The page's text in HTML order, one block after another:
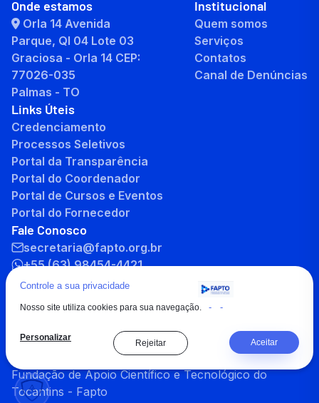
Onde estamos
Orla 14 Avenida
Parque, QI 04 Lote 03
Graciosa - Orla 14 CEP:
77026-035
Palmas - TO
Institucional
Quem somos
Serviços
Contatos
Canal de Denúncias
Links Úteis
Credenciamento
Processos Seletivos
Portal da Transparência
Portal do Coordenador
Portal de Cursos e Eventos
Portal do Fornecedor
Fale Conosco
secretaria@fapto.org.br
+55 (63) 98454-4421
+55 (63) 3232-8701
Copyright © 2026 , Todos os direitos reservados à
Fundação de Apoio Científico e Tecnológico do
Tocantins - Fapto
Controle a sua privacidade
Nosso site utiliza cookies para sua navegação. - -
Personalizar
Rejeitar Aceitar